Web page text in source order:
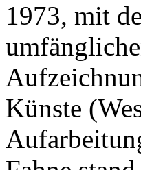
1973, mit
Künste